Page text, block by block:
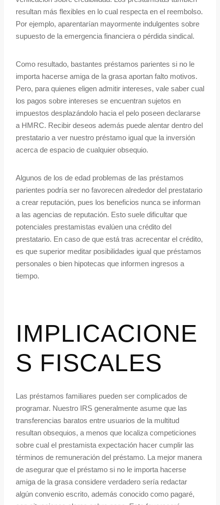
resultan más flexibles en lo cual respecta en el reembolso.
Por ejemplo, aparentarían mayormente indulgentes sobre
supuesto de la emergencia financiera o pérdida sindical.
Como resultado, bastantes préstamos parientes si no le
importa hacerse amiga de la grasa aportan falto motivos.
Pero, para quienes eligen admitir intereses, vale saber cual
los pagos sobre intereses se encuentran sujetos en
impuestos desplazándolo hacia el pelo poseen declararse
a HMRC. Recibir deseos además puede alentar dentro del
prestatario a ver nuestro préstamo igual que la inversión
acerca de espacio de cualquier obsequio.
Algunos de los de edad problemas de las préstamos
parientes podrí­a ser no favorecen alrededor del prestatario
a crear reputación, pues los beneficios nunca se informan
a las agencias de reputación. Esto suele dificultar que
potenciales prestamistas evalúen una crédito del
prestatario. En caso de que está tras acrecentar el crédito,
es que superior meditar posibilidades igual que préstamos
personales o bien hipotecas que informen ingresos a
tiempo.
IMPLICACIONE
S FISCALES
Las préstamos familiares pueden ser complicados de
programar. Nuestro IRS generalmente asume que las
transferencias baratos entre usuarios de la multitud
resultan obsequios, a menos que localiza competiciones
sobre cual el prestamista expectación hacer cumplir las
términos de remuneración del préstamo. La mejor manera
de asegurar que el préstamo si no le importa hacerse
amiga de la grasa considere verdadero serí­a redactar
algún convenio escrito, además conocido como pagaré,